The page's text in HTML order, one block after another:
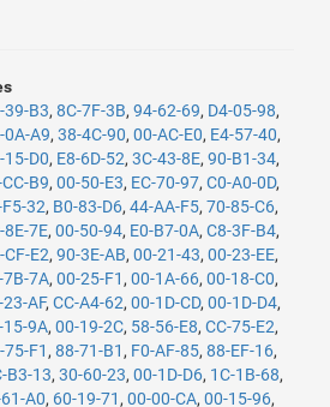
39-B3, 8C-7F-3B, 94-62-69, D4-05-98,
0A-A9, 38-4C-90, 00-AC-E0, E4-57-40,
15-D0, E8-6D-52, 3C-43-8E, 90-B1-34,
B9, 00-50-E3, EC-70-97, C0-A0-0D,
F5-32, B0-83-D6, 44-AA-F5, 70-85-C6,
8E-7E, 00-50-94, E0-B7-0A, C8-3F-B4,
CF-E2, 90-3E-AB, 00-21-43, 00-23-EE,
7B-7A, 00-25-F1 , 00-1A-66, 00-18-C0,
AF, CC-A4-62, 00-1D-CD, 00-1D-D4,
15-9A, 00-19-2C, 58-56-E8, CC-75-E2,
75-F1 , 88-71-B1 , F0-AF-85, 88-EF-16,
B3-13, 30-60-23, 00-1D-D6, 1C-1B-68,
A0, 60-19-71 , 00-00-CA, 00-15-96,